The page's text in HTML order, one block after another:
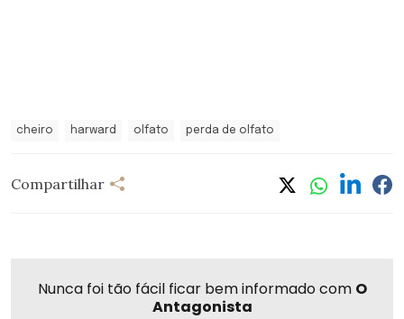
cheiro harward olfato perda de olfato
Compartilhar
Nunca foi tão fácil ficar bem informado com O
Antagonista